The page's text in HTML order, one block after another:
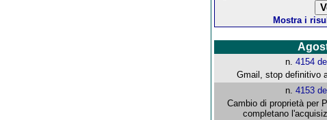
Mostra i
n.4154
Gmail, stop definitivo
n.4153
Cambio di proprietà per
completano